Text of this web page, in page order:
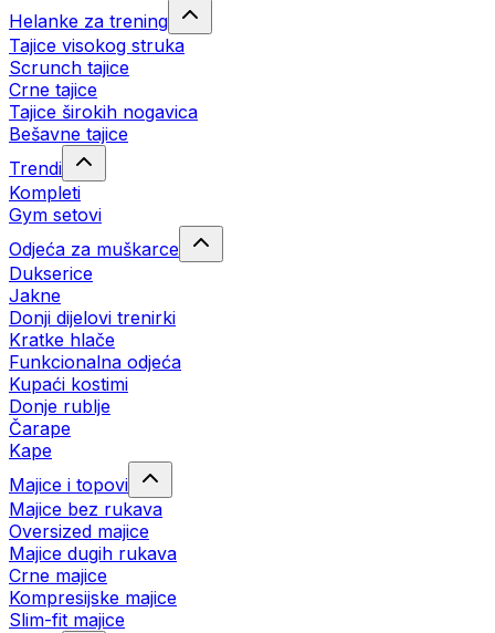
Helanke za trening
Tajice visokog struka
Scrunch tajice
Crne tajice
Tajice širokih nogavica
Bešavne tajice
Trendi
Kompleti
Gym setovi
Odjeća za muškarce
Dukserice
Jakne
Donji dijelovi trenirki
Kratke hlače
Funkcionalna odjeća
Kupaći kostimi
Donje rublje
Čarape
Kape
Majice i topovi
Majice bez rukava
Oversized majice
Majice dugih rukava
Crne majice
Kompresijske majice
Slim-fit majice